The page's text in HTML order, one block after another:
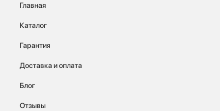
Главная
Каталог
Гарантия
Доставка и оплата
Блог
Отзывы